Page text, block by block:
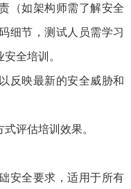
（如架构师需了解安全
细节，测试人员需学习
全培训。
反映最新的安全威胁和
评估培训效果。
安全要求，适用于所有